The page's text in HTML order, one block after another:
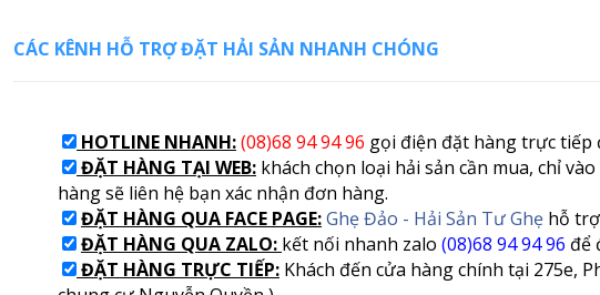
CÁC KÊNH HỖ TRỢ ĐẶT HẢI SẢN NHANH CHÓNG
HOTLINE NHANH:(08)68 94 94 96 gọi điện đặt hàng trực tiếp
ĐẶT HÀNG TẠI WEB: khách chọn loại hải sản cần mua, chỉ
hàng sẽ liên hệ bạn xác nhận đơn hàng.
ĐẶT HÀNG QUA FACE PAGE:Ghẹ Đảo - Hải Sản Tư Ghẹ hỗ
ĐẶT HÀNG QUA ZALO: kết nối nhanh zalo (08)68 94 94 96 để
ĐẶT HÀNG TRỰC TIẾP: Khách đến cửa hàng chính tại 275e,